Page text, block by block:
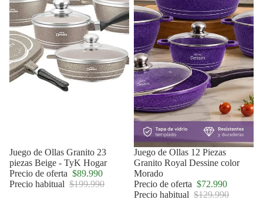
Oferta
Juego de Ollas Granito 23
piezas Beige - TyK Hogar
Precio de oferta $89.990
Precio habitual $199.990
Oferta
Juego de Ollas 12 Piezas
Granito Royal Dessine color
Morado
Precio de oferta $72.990
Precio habitual $129.990